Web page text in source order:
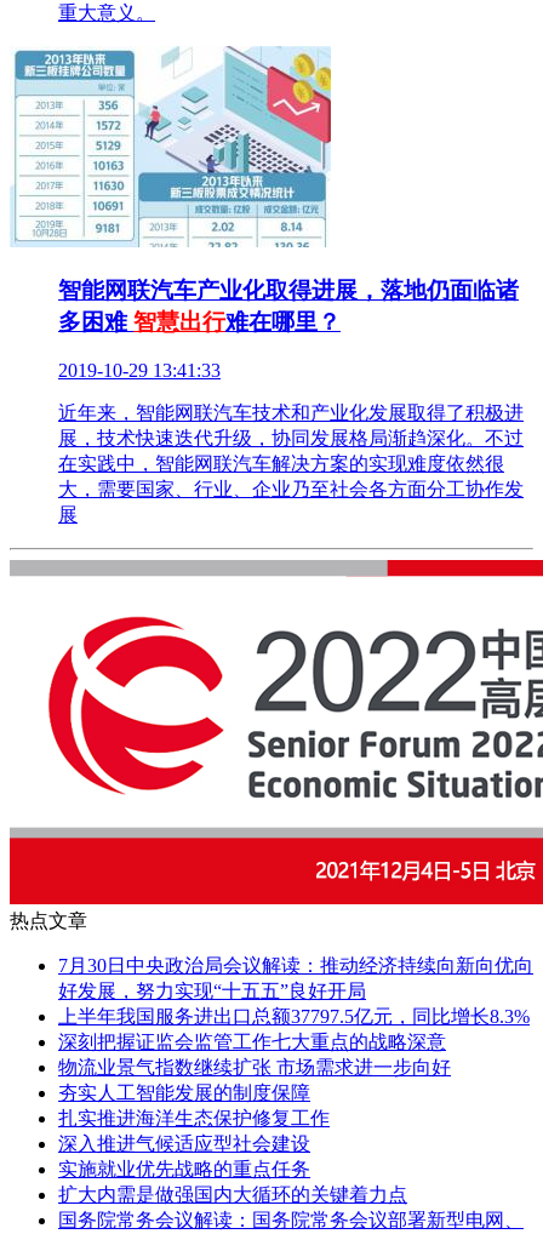
重大意义。
智能网联汽车产业化取得进展，落地仍面临诸
多困难智慧出行难在哪里？
2019-10-29 13:41:33
近年来，智能网联汽车技术和产业化发展取得了积极进
展，技术快速迭代升级，协同发展格局渐趋深化。不过
在实践中，智能网联汽车解决方案的实现难度依然很
大，需要国家、行业、企业乃至社会各方面分工协作发
展
热点文章
7月30日中央政治局会议解读：推动经济持续向新向优向
好发展，努力实现“十五五”良好开局
上半年我国服务进出口总额37797.5亿元，同比增长8.3%
深刻把握证监会监管工作七大重点的战略深意
物流业景气指数继续扩张 市场需求进一步向好
夯实人工智能发展的制度保障
扎实推进海洋生态保护修复工作
深入推进气候适应型社会建设
实施就业优先战略的重点任务
扩大内需是做强国内大循环的关键着力点
国务院常务会议解读：国务院常务会议部署新型电网、